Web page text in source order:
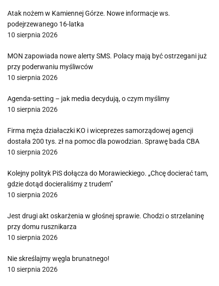
Atak nożem w Kamiennej Górze. Nowe informacje ws.
podejrzewanego 16-latka
10 sierpnia 2026
MON zapowiada nowe alerty SMS. Polacy mają być ostrzegani już
przy poderwaniu myśliwców
10 sierpnia 2026
Agenda-setting – jak media decydują, o czym myślimy
10 sierpnia 2026
Firma męża działaczki KO i wiceprezes samorządowej agencji
dostała 200 tys. zł na pomoc dla powodzian. Sprawę bada CBA
10 sierpnia 2026
Kolejny polityk PiS dołącza do Morawieckiego. „Chcę docierać tam,
gdzie dotąd docieraliśmy z trudem”
10 sierpnia 2026
Jest drugi akt oskarżenia w głośnej sprawie. Chodzi o strzelaninę
przy domu rusznikarza
10 sierpnia 2026
Nie skreślajmy węgla brunatnego!
10 sierpnia 2026